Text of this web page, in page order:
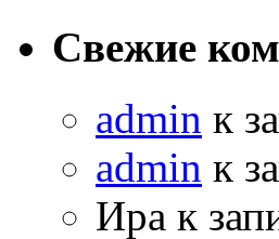
Свежие
admin к
admin к
Ира к